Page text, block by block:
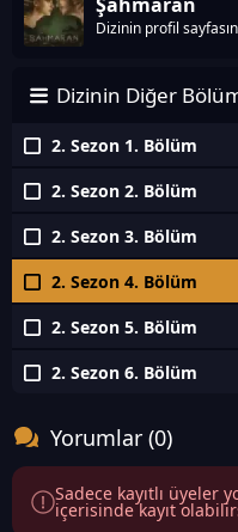
Dizinin profil
Dizinin Diğer
2. Sezon 1. Bölüm
2. Sezon 2. Bölüm
2. Sezon 3. Bölüm
2. Sezon 4. Bölüm
2. Sezon 5. Bölüm
2. Sezon 6. Bölüm
Yorumlar (0)
Sadece kayıtlı üyeler
içerisinde kayıt